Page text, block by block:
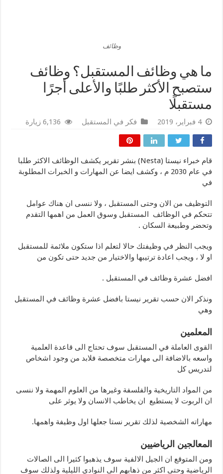
وظائف
ما هي وظائف المستقبل؟ وظائف
ستصبح الأكثر طلبًا والأعلى أجرًا
مستقبلًا
4 فبراير، 2019 فكر في المستقبل 6,136 زيارة
قام خبراء نيستا (Nesta) بنشر تقرير يكشف الوظائف الاكثر طلبا
في عام 2030 م ، وكشف ايضا عن المهارات و الخبرات المطلوبة
في
التوظيف من الان وحتى المستقبل ، ولا ننسى ان هناك عوامل
تتحكم في الوظائف المستقبل وسوق العمل من اهمها التقدم
وتحضر وطبيعة السكان .
ويجب النظر في وظيفتك حالا لتعلم اذا ستكون ملائمة للمستقبل
او لا ، ويجب اعادة ترتيبها والاختيار من جديد حتى تكون من
افضل عشرة وظائف في المستقبل .
ونذكر الان حسب تقرير نيستا بافضل عشرة وظائف في المستقبل
وهي
المعلمين
القوى العاملة في المستقبل سوف تحتاج الى قاعدة العلمية
واسعه بالاضافة الى مهارات متخصصة فلابد من وجود اشخاص
لتدريس كل
من المواد التاريخية والفلسفة وغيرها من العلوم المهمة ولا ننسى
ان الربوت لا يستطيع ان يخاطب الانسان ولا يوثر على
مهاراته الشخصية لذلك تقرير نستا جعلها اول وظيفة واهمها.
المعالجين الرياضيين
ومن المتوقع ان الجيل الالفية سوف يذهبوا كثيرا الى الصالات
الرياضية وحتى اكثر من ذهابهم الى النوادي الليلية ولذلك سوف